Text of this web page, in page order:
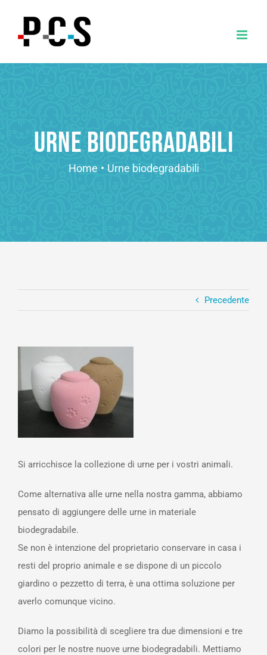
contenuto
Urne biodegradabili
Home • Urne biodegradabili
Precedente
Ingrandisci
immagine
Si arricchisce la collezione di urne per i vostri animali.
Come alternativa alle urne nella nostra gamma, abbiamo
pensato di aggiungere delle urne in materiale
biodegradabile.
Se non è intenzione del proprietario conservare in casa i
resti del proprio animale e se dispone di un piccolo
giardino o pezzetto di terra, è una ottima soluzione per
averlo comunque vicino.
Diamo la possibilità di scegliere tra due dimensioni e tre
colori per le nostre nuove urne biodegradabili. Mettiamo